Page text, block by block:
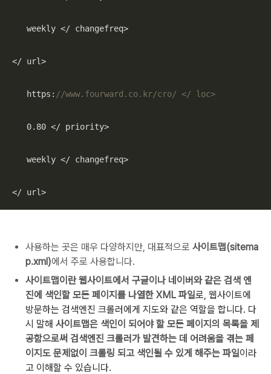
   weekly </ changefreq>
</ url>
   https:
//www.fourward.co.kr/cro/ </ loc>
0.80 </ priority>
   weekly </ changefreq>
</ url>
사용하는 곳은 매우 다양하지만, 대표적으로 사이트맵(sitema
p.xml)에서 주로 사용합니다.
사이트맵이란 웹사이트에서 구글이나 네이버와 같은 검색 엔
진에 색인할 모든 페이지를 나열한 XML 파일로, 웹사이트에
방문하는 검색엔진 크롤러에게 지도와 같은 역할을 합니다. 다
시 말해 사이트맵은 색인이 되어야 할 모든 페이지의 목록을 제
공함으로써 검색엔진 크롤러가 발견하는 데 어려움을 겪는 페
이지도 문제없이 크롤링 되고 색인될 수 있게 해주는 파일이라
고 이해할 수 있습니다.